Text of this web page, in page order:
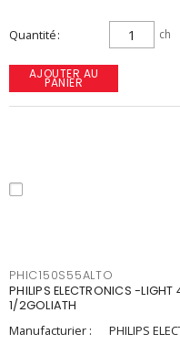
Quantité ch
AJOUTER AU
PANIER
PHIC150S55ALTO
PHILIPS ELECTRONICS -
1/2GOLIATH
Manufacturier :
PHILIPS